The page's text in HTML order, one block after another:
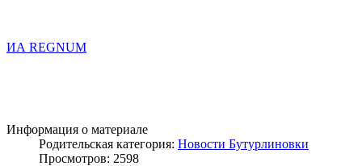
ИА REGNUM
Информация о материале
Родительская категория: Новости Бутурлиновки
Просмотров: 2598